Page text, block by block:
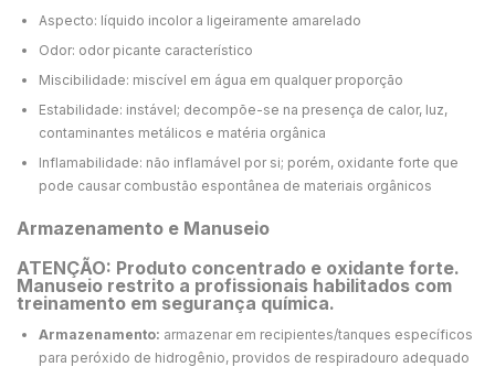
Aspecto: líquido incolor a ligeiramente amarelado
Odor: odor picante característico
Miscibilidade: miscível em água em qualquer proporção
Estabilidade: instável; decompõe-se na presença de calor, luz,
contaminantes metálicos e matéria orgânica
Inflamabilidade: não inflamável por si; porém, oxidante forte que
pode causar combustão espontânea de materiais orgânicos
Armazenamento e Manuseio
ATENÇÃO: Produto concentrado e oxidante forte.
Manuseio restrito a profissionais habilitados com
treinamento em segurança química.
Armazenamento: armazenar em recipientes/tanques específicos
para peróxido de hidrogênio, providos de respiradouro adequado